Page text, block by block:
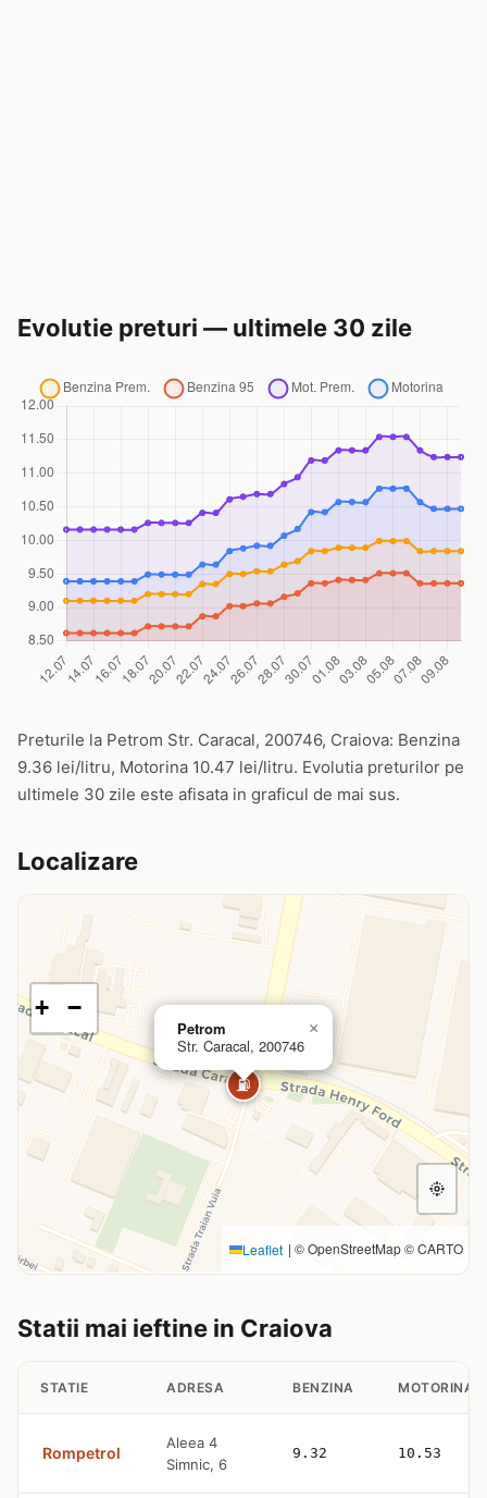
Evolutie preturi — ultimele 30 zile
Preturile la Petrom Str. Caracal, 200746, Craiova: Benzina
9.36 lei/litru, Motorina 10.47 lei/litru. Evolutia preturilor pe
ultimele 30 zile este afisata in graficul de mai sus.
Localizare
⛽
Petrom
Str. Caracal, 200746
×
+ −
Leaflet | © OpenStreetMap © CARTO
Statii mai ieftine in Craiova
STATIE ADRESA BENZINA MOTORINA
Rompetrol
Aleea 4
Simnic, 6
9.32 10.53